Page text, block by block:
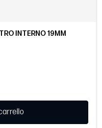
INTERNO 19MM